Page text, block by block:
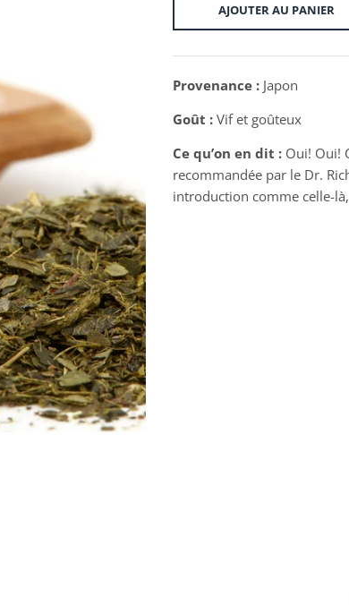
AJOUTER AU PANIER
Provenance :Japon
Goût : Vif et goûteux
Ce qu’on en dit : Oui! Oui!
recommandée par le Dr.
introduction comme celle-